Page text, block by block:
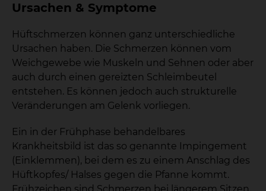
Ursachen & Symptome
Hüftschmerzen können ganz unterschiedliche
Ursachen haben. Die Schmerzen können vom
Weichgewebe wie Muskeln und Sehnen oder aber
auch durch einen gereizten Schleimbeutel
entstehen. Es können jedoch auch strukturelle
Veränderungen am Gelenk vorliegen.
Ein in der Frühphase behandelbares
Krankheitsbild ist das so genannte Impingement
(Einklemmen), bei dem es zu einem Anschlag des
Hüftkopfes/ Halses gegen die Pfanne kommt.